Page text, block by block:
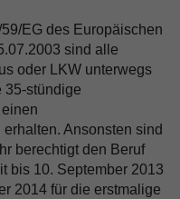
EG des Europäischen
sind alle
oder LKW unterwegs
35-stündige
Ansonsten sind
berechtigt den Beruf
bis 10. September 2013
2014 für die erstmalige